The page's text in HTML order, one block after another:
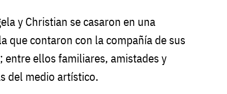
y Christian se casaron en una
que contaron con la compañía de sus
entre ellos familiares, amistades y
del medio artístico.